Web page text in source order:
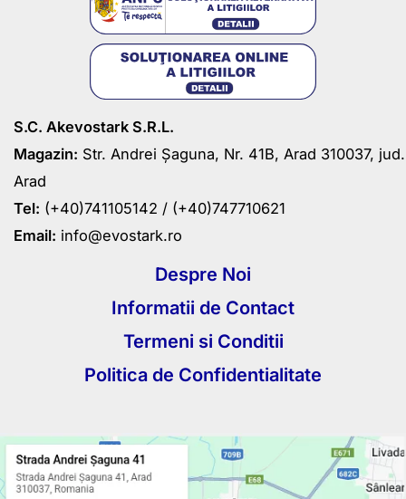
S.C. Akevostark S.R.L.
Magazin: Str. Andrei Șaguna, Nr. 41B, Arad 310037, jud.
Arad
Tel: (+40)741105142 / (+40)747710621
Email: info@evostark.ro
Despre Noi
Informatii de Contact
Termeni si Conditii
Politica de Confidentialitate